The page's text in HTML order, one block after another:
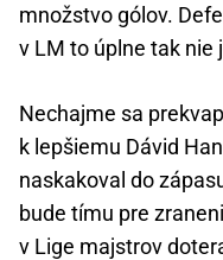
množstvo gólov.
v LM to úplne tak nie
Nechajme sa
k lepšiemu Dávid
naskakoval do
bude tímu pre
v Lige majstrov